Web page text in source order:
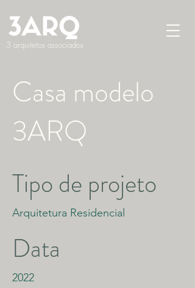
3 arquitetos associados
Casa modelo
3ARQ
Tipo de projeto
Arquitetura Residencial
Data
2022